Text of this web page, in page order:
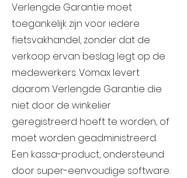
Verlengde Garantie moet
toegankelijk zijn voor iedere
fietsvakhandel, zonder dat de
verkoop ervan beslag legt op de
medewerkers. Vomax levert
daarom Verlengde Garantie die
niet door de winkelier
geregistreerd hoeft te worden, of
moet worden geadministreerd.
Een kassa-product, ondersteund
door super-eenvoudige software.